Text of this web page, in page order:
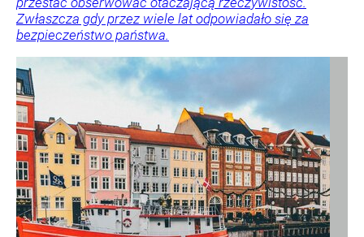
Zwłaszcza gdy przez wiele lat odpowiadało się za
bezpieczeństwo państwa.